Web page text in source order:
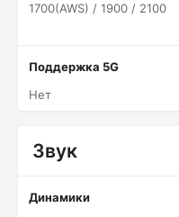
1700(AWS) / 1900 / 2100
Поддержка 5G
Нет
Звук
Динамики